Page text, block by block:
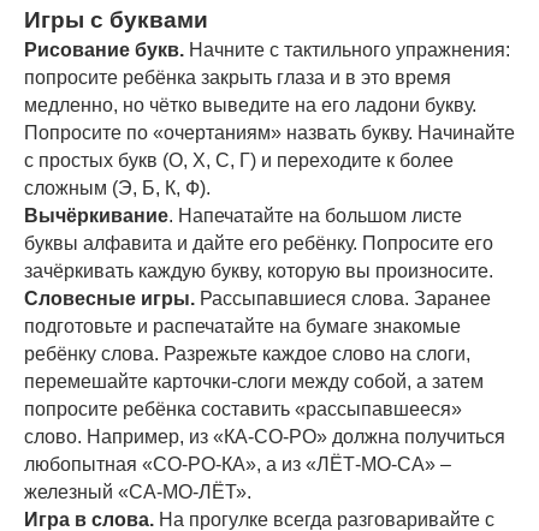
Игры с буквами
Рисование букв. Начните с тактильного упражнения:
попросите ребёнка закрыть глаза и в это время
медленно, но чётко выведите на его ладони букву.
Попросите по «очертаниям» назвать букву. Начинайте
с простых букв (О, Х, С, Г) и переходите к более
сложным (Э, Б, К, Ф).
Вычёркивание. Напечатайте на большом листе
буквы алфавита и дайте его ребёнку. Попросите его
зачёркивать каждую букву, которую вы произносите.
Словесные игры. Рассыпавшиеся слова. Заранее
подготовьте и распечатайте на бумаге знакомые
ребёнку слова. Разрежьте каждое слово на слоги,
перемешайте карточки-слоги между собой, а затем
попросите ребёнка составить «рассыпавшееся»
слово. Например, из «КА-СО-РО» должна получиться
любопытная «СО-РО-КА», а из «ЛЁТ-МО-СА» –
железный «СА-МО-ЛЁТ».
Игра в слова. На прогулке всегда разговаривайте с